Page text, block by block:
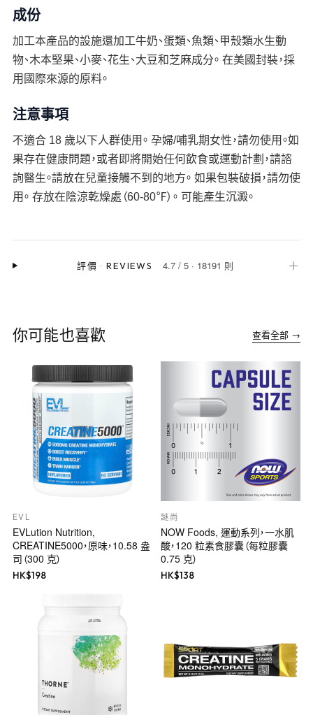
成份
加工本產品的設施還加工牛奶、蛋類、魚類、甲殼類水生動
物、木本堅果、小麥、花生、大豆和芝麻成分。 在美國封裝，採
用國際來源的原料。
注意事項
不適合 18 歲以下人群使用。 孕婦/哺乳期女性，請勿使用。如
果存在健康問題，或者即將開始任何飲食或運動計劃，請諮
詢醫生。請放在兒童接觸不到的地方。 如果包裝破損，請勿使
用。 存放在陰涼乾燥處（60-80℉）。 可能產生沉澱。
評價 ·REVIEWS 4.7/ 5· 18191 則 ＋
你可能也喜歡 查看全部 →
EVL
EVLution Nutrition,
CREATINE5000，原味，10.58 盎
司（300 克）
HK$198
謎尚
NOW Foods, 運動系列，一水肌
酸，120 粒素食膠囊（每粒膠囊
0.75 克）
HK$138